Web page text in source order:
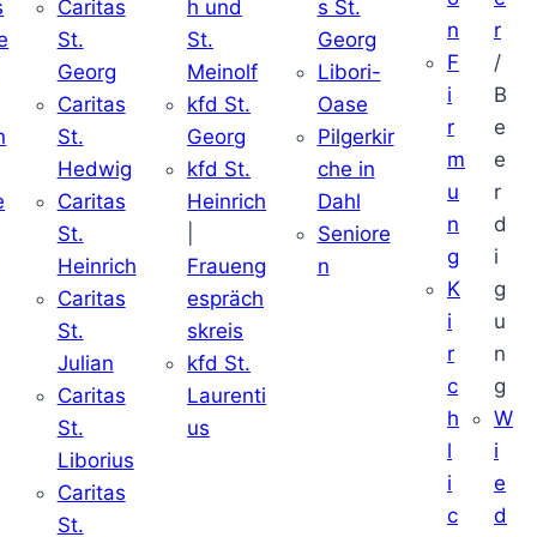
Caritas
St.
Georg
Caritas
St.
Hedwig
Caritas
St.
Heinrich
Caritas
St.
Julian
Caritas
St.
Liborius
Caritas
St.
h und
St.
Meinolf
kfd St.
Georg
kfd St.
Heinrich
Fraueng
espräch
skreis
kfd St.
Laurenti
us
s St.
Georg
Libori-
Oase
Pilgerkir
che in
Dahl
Seniore
n
n
F
i
r
m
u
n
g
K
i
r
c
h
l
i
c
r
/
B
e
e
r
d
i
g
u
n
g
W
i
e
d